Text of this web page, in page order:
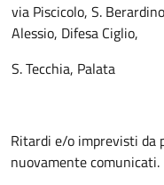
via Piscicolo, S.
Alessio, Difesa Ciglio,
S. Tecchia, Palata
Ritardi e/o imprevisti da
nuovamente comunicati.